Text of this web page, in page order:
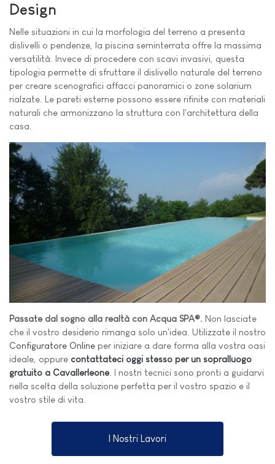
Design
Nelle situazioni in cui la morfologia del terreno a presenta
dislivelli o pendenze, la piscina seminterrata offre la massima
versatilità. Invece di procedere con scavi invasivi, questa
tipologia permette di sfruttare il dislivello naturale del terreno
per creare scenografici affacci panoramici o zone solarium
rialzate. Le pareti esterne possono essere rifinite con materiali
naturali che armonizzano la struttura con l'architettura della
casa.
Passate dal sogno alla realtà con Acqua SPA®. Non lasciate
che il vostro desiderio rimanga solo un'idea. Utilizzate il nostro
Configuratore Online per iniziare a dare forma alla vostra oasi
ideale, oppure contattateci oggi stesso per un sopralluogo
gratuito a Cavallerleone . I nostri tecnici sono pronti a guidarvi
nella scelta della soluzione perfetta per il vostro spazio e il
vostro stile di vita.
I Nostri Lavori